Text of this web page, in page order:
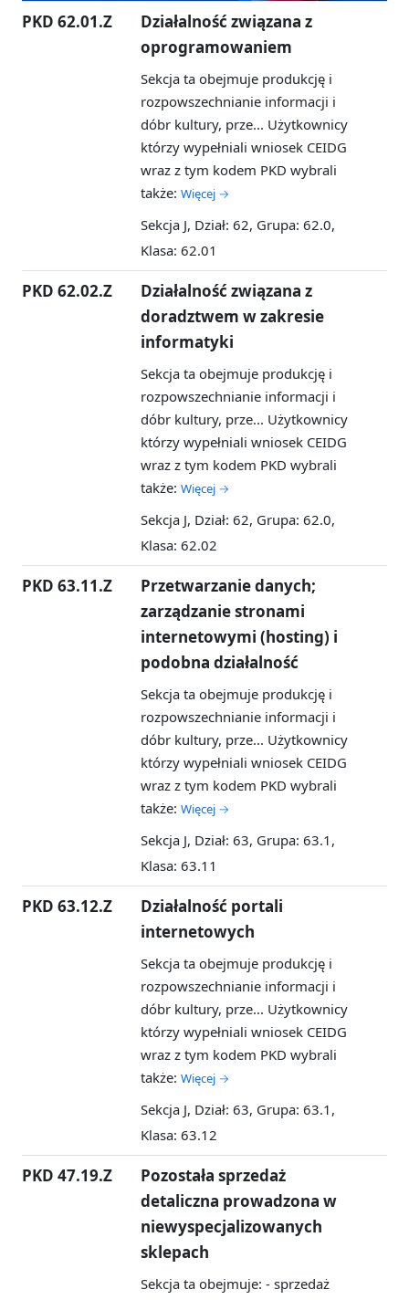
PKD 62.01.Z
Działalność związana z
oprogramowaniem
Sekcja ta obejmuje produkcję i
rozpowszechnianie informacji i
dóbr kultury, prze... Użytkownicy
którzy wypełniali wniosek CEIDG
wraz z tym kodem PKD wybrali
także: Więcej →
Sekcja J, Dział: 62, Grupa: 62.0,
Klasa: 62.01
PKD 62.02.Z
Działalność związana z
doradztwem w zakresie
informatyki
Sekcja ta obejmuje produkcję i
rozpowszechnianie informacji i
dóbr kultury, prze... Użytkownicy
którzy wypełniali wniosek CEIDG
wraz z tym kodem PKD wybrali
także: Więcej →
Sekcja J, Dział: 62, Grupa: 62.0,
Klasa: 62.02
PKD 63.11.Z
Przetwarzanie danych;
zarządzanie stronami
internetowymi (hosting) i
podobna działalność
Sekcja ta obejmuje produkcję i
rozpowszechnianie informacji i
dóbr kultury, prze... Użytkownicy
którzy wypełniali wniosek CEIDG
wraz z tym kodem PKD wybrali
także: Więcej →
Sekcja J, Dział: 63, Grupa: 63.1,
Klasa: 63.11
PKD 63.12.Z
Działalność portali
internetowych
Sekcja ta obejmuje produkcję i
rozpowszechnianie informacji i
dóbr kultury, prze... Użytkownicy
którzy wypełniali wniosek CEIDG
wraz z tym kodem PKD wybrali
także: Więcej →
Sekcja J, Dział: 63, Grupa: 63.1,
Klasa: 63.12
PKD 47.19.Z
Pozostała sprzedaż
detaliczna prowadzona w
niewyspecjalizowanych
sklepach
Sekcja ta obejmuje: - sprzedaż